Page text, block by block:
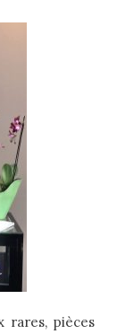
rares, pièces